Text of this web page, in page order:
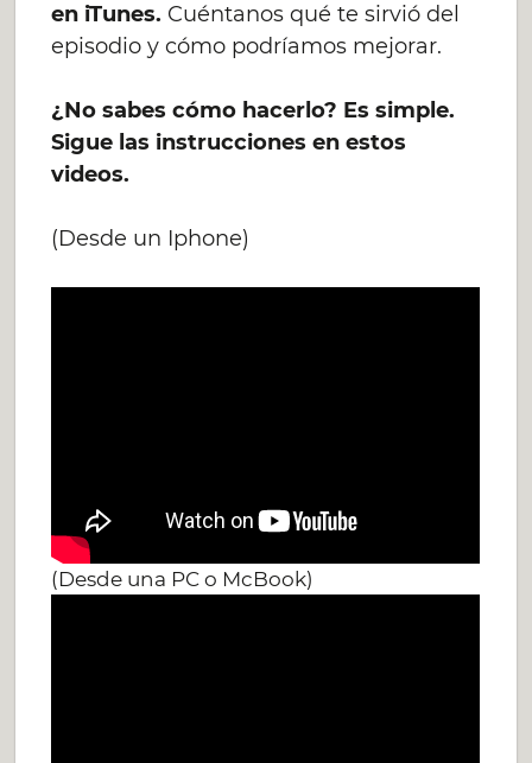
en iTunes. Cuéntanos qué te sirvió del
episodio y cómo podríamos mejorar.
¿No sabes cómo hacerlo? Es simple.
Sigue las instrucciones en estos
videos.
(Desde un Iphone)
(Desde una PC o McBook)